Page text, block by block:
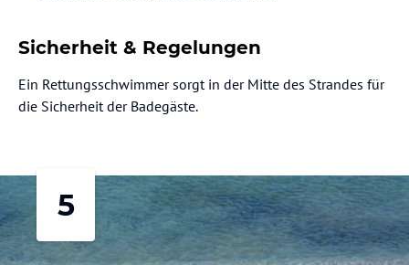
Sicherheit & Regelungen
Ein Rettungsschwimmer sorgt in der Mitte des Strandes für
die Sicherheit der Badegäste.
5